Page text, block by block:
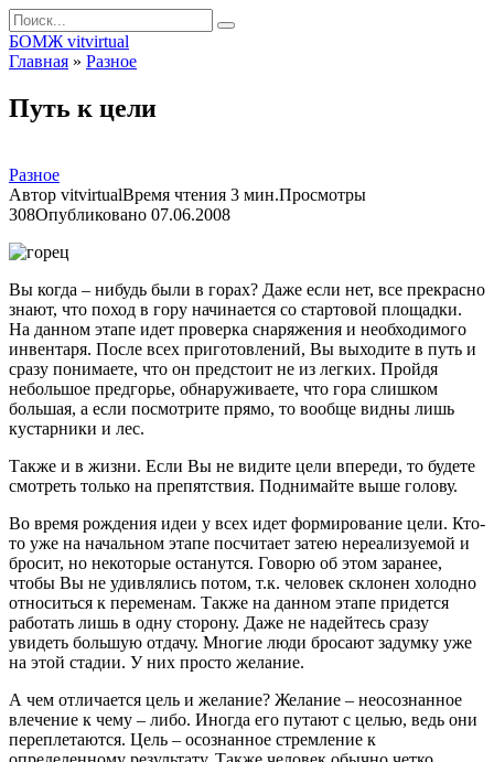
Перейти
к
контенту
Search
for:
БОМЖ vitvirtual
Главная » Разное
Путь к цели
Разное
Автор vitvirtualВремя чтения 3 мин.Просмотры
308Опубликовано 07.06.2008
Вы когда – нибудь были в горах? Даже если нет, все прекрасно
знают, что поход в гору начинается со стартовой площадки.
На данном этапе идет проверка снаряжения и необходимого
инвентаря. После всех приготовлений, Вы выходите в путь и
сразу понимаете, что он предстоит не из легких. Пройдя
небольшое предгорье, обнаруживаете, что гора слишком
большая, а если посмотрите прямо, то вообще видны лишь
кустарники и лес.
Также и в жизни. Если Вы не видите цели впереди, то будете
смотреть только на препятствия. Поднимайте выше голову.
Во время рождения идеи у всех идет формирование цели. Кто-
то уже на начальном этапе посчитает затею нереализуемой и
бросит, но некоторые останутся. Говорю об этом заранее,
чтобы Вы не удивлялись потом, т.к. человек склонен холодно
относиться к переменам. Также на данном этапе придется
работать лишь в одну сторону. Даже не надейтесь сразу
увидеть большую отдачу. Многие люди бросают задумку уже
на этой стадии. У них просто желание.
А чем отличается цель и желание? Желание – неосознанное
влечение к чему – либо. Иногда его путают с целью, ведь они
переплетаются. Цель – осознанное стремление к